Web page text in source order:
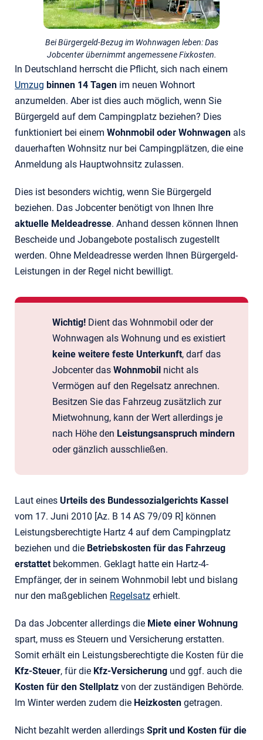
Bei Bürgergeld-Bezug im Wohnwagen leben: Das
Jobcenter übernimmt angemessene Fixkosten.
In Deutschland herrscht die Pflicht, sich nach einem
Umzug binnen 14 Tagen im neuen Wohnort
anzumelden. Aber ist dies auch möglich, wenn Sie
Bürgergeld auf dem Campingplatz beziehen? Dies
funktioniert bei einem Wohnmobil oder Wohnwagen als
dauerhaften Wohnsitz nur bei Campingplätzen, die eine
Anmeldung als Hauptwohnsitz zulassen.
Dies ist besonders wichtig, wenn Sie Bürgergeld
beziehen. Das Jobcenter benötigt von Ihnen Ihre
aktuelle Meldeadresse. Anhand dessen können Ihnen
Bescheide und Jobangebote postalisch zugestellt
werden. Ohne Meldeadresse werden Ihnen Bürgergeld-
Leistungen in der Regel nicht bewilligt.
Wichtig! Dient das Wohnmobil oder der
Wohnwagen als Wohnung und es existiert
keine weitere feste Unterkunft, darf das
Jobcenter das Wohnmobil nicht als
Vermögen auf den Regelsatz anrechnen.
Besitzen Sie das Fahrzeug zusätzlich zur
Mietwohnung, kann der Wert allerdings je
nach Höhe den Leistungsanspruch mindern
oder gänzlich ausschließen.
Laut eines Urteils des Bundessozialgerichts Kassel
vom 17. Juni 2010 [Az. B 14 AS 79/09 R] können
Leistungsberechtigte Hartz 4 auf dem Campingplatz
beziehen und die Betriebskosten für das Fahrzeug
erstattetbekommen. Geklagt hatte ein Hartz-4-
Empfänger, der in seinem Wohnmobil lebt und bislang
nur den maßgeblichen Regelsatz erhielt.
Da das Jobcenter allerdings die Miete einer Wohnung
spart, muss es Steuern und Versicherung erstatten.
Somit erhält ein Leistungsberechtigte die Kosten für die
Kfz-Steuer, für die Kfz-Versicherung und ggf. auch die
Kosten für den Stellplatz von der zuständigen Behörde.
Im Winter werden zudem die Heizkosten getragen.
Nicht bezahlt werden allerdings Sprit und Kosten für die